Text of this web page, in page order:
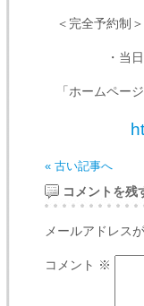
＜完全予約制＞
・当日予約
「ホームページ
« 古い記事へ
コメントを残
メールアドレス
コメント ※